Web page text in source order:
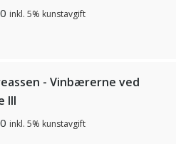
inkl. 5% kunstavgift
- Vinbærerne ved
lll
inkl. 5% kunstavgift